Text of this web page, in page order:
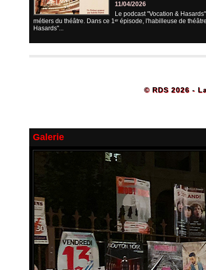
11/04/2026
Le podcast "Vocation &
métiers du théâtre. Dans ce 1ᵉʳ épisode, l'habilleuse de
Hasards"...
© RDS 2026 -
Galerie